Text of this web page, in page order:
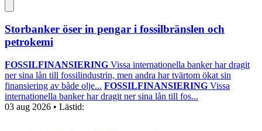
Storbanker öser in pengar i fossilbränslen och
petrokemi
FOSSILFINANSIERING Vissa internationella banker har dragit
ner sina lån till fossilindustrin, men andra har tvärtom ökat sin
finansiering av både olje... FOSSILFINANSIERING Vissa
internationella banker har dragit ner sina lån till fos...
03 aug 2026 • Lästid: